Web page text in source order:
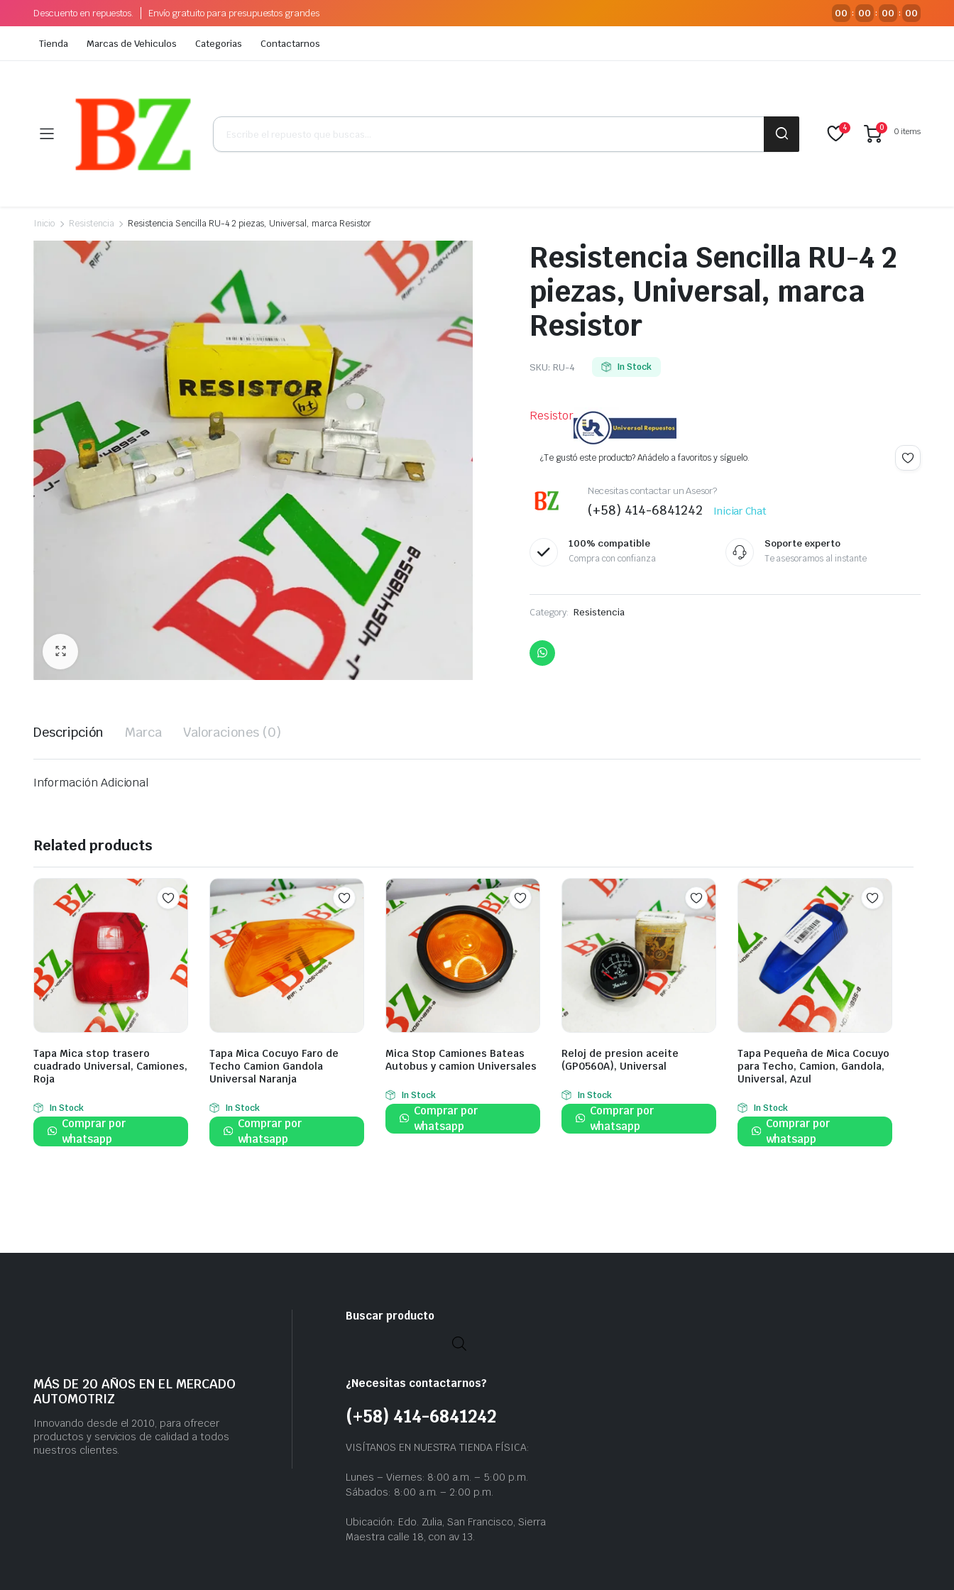
Descuento en repuestos. Envío gratuito para presupuestos grandes 00 : 00 : 00 : 00
Tienda Marcas de Vehiculos Categorias Contactarnos
Búsqueda
productos
4 0 0 items
Inicio Resistencia Resistencia Sencilla RU-4 2 piezas, Universal, marca Resistor
Resistencia Sencilla RU-4 2
piezas, Universal, marca
Resistor
SKU: RU-4 In Stock
Resistor
¿Te gustó este producto? Añádelo a favoritos y síguelo.
Necesitas contactar un Asesor?
(+58) 414-6841242 Iniciar Chat
100% compatible
Compra con confianza
Soporte experto
Te asesoramos al instante
Category: Resistencia
Descripción Marca Valoraciones (0)
Información Adicional
Related products
Tapa Mica stop trasero
cuadrado Universal, Camiones,
Roja
In Stock
Comprar por
whatsapp
Tapa Mica Cocuyo Faro de
Techo Camion Gandola
Universal Naranja
In Stock
Comprar por
whatsapp
Mica Stop Camiones Bateas
Autobus y camion Universales
In Stock
Comprar por
whatsapp
Reloj de presion aceite
(GP0560A), Universal
In Stock
Comprar por
whatsapp
Tapa Pequeña de Mica Cocuyo
para Techo, Camion, Gandola,
Universal, Azul
In Stock
Comprar por
whatsapp
MÁS DE 20 AÑOS EN EL MERCADO
AUTOMOTRIZ
Innovando desde el 2010, para ofrecer
productos y servicios de calidad a todos
nuestros clientes.
Buscar producto
¿Necesitas contactarnos?
(+58) 414-6841242
VISÍTANOS EN NUESTRA TIENDA FÍSICA:
Lunes – Viernes: 8:00 a.m. – 5:00 p.m.
Sábados: 8:00 a.m. – 2:00 p.m.
Ubicación: Edo. Zulia, San Francisco, Sierra
Maestra calle 18, con av 13.